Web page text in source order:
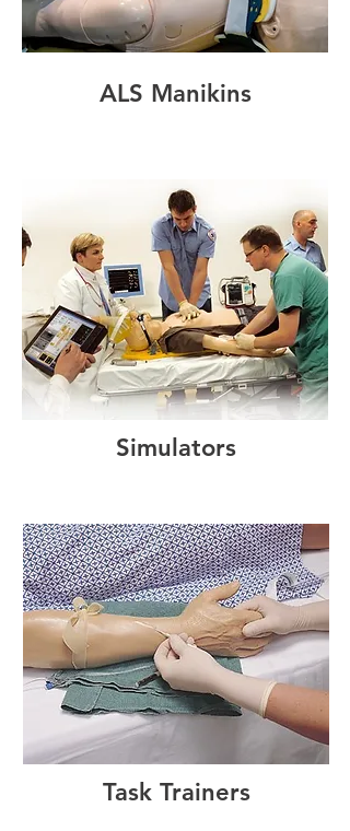
ALS Manikins
Simulators
Task Trainers